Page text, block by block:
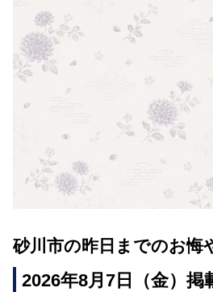
砂川市の昨日までのお悔
2026年8月7日（金）掲